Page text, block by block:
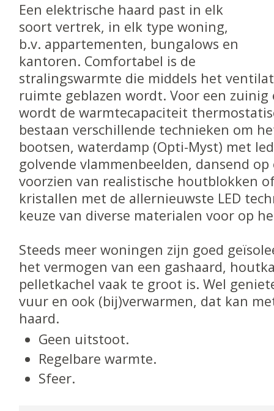
Een elektrische haard past in elk
soort vertrek, in elk type woning,
b.v. appartementen, bungalows en
kantoren. Comfortabel is de
stralingswarmte die middels het
ruimte geblazen wordt. Voor een
wordt de warmtecapaciteit
bestaan verschillende technieken om
bootsen, waterdamp (Opti-Myst) met
golvende vlammenbeelden, dansend
voorzien van realistische houtblokken
kristallen met de allernieuwste LED
keuze van diverse materialen voor op
Steeds meer woningen zijn goed
het vermogen van een gashaard,
pelletkachel vaak te groot is. Wel
vuur en ook (bij)verwarmen, dat kan
haard.
Geen uitstoot.
Regelbare warmte.
Sfeer.